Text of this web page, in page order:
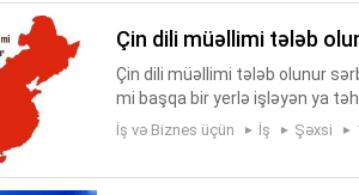
çin dili müəllimi tələb
Çin dili müəllimi tələb olunur
mi başqa bir yerlə işləyən ya
dərs deyən məllim lazımdır
İş və Biznes üçün İş Şəxsi